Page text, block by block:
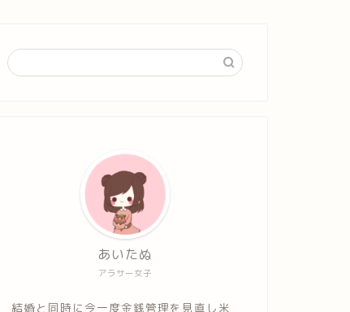
アラサー女子
あいたぬ
結婚と同時に今一度金銭管理を見直し米